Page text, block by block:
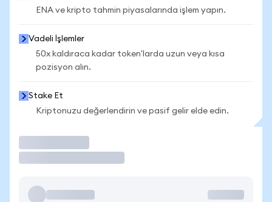
ENA ve kripto tahmin piyasalarında işlem yapın.
Vadeli İşlemler
50x kaldıraca kadar token'larda uzun veya kısa
pozisyon alın.
Stake Et
Kriptonuzu değerlendirin ve pasif gelir elde edin.